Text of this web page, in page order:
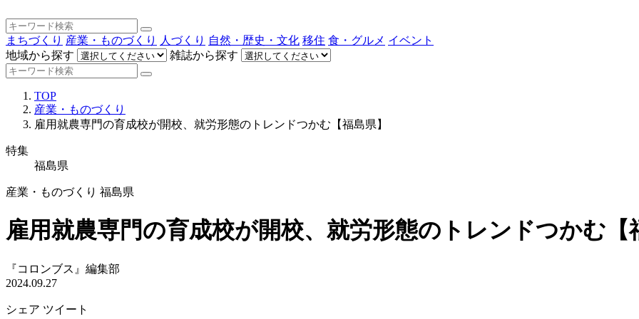
まちづくり 産業・ものづくり 人づくり 自然・歴史・文化 移住 食・グルメ イベント
地域から探す
雑誌から探す
TOP
産業・ものづくり
雇用就農専門の育成校が開校、就労形態のトレンドつかむ【福島県】
特集
福島県
産業・ものづくり 福島県
雇用就農専門の育成校が開校、就労形態のトレンドつかむ【
『コロンブス』編集部
2024.09.27
シェア ツイート